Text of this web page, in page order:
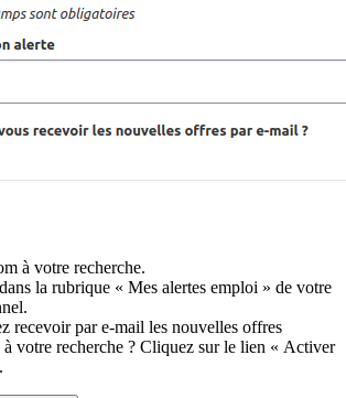
à votre recherche.
la rubrique « Mes alertes emploi » de votre
recevoir par e-mail les nouvelles offres
votre recherche ? Cliquez sur le lien « Activer